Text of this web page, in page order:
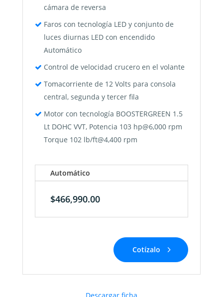
cámara de reversa
Faros con tecnología LED y conjunto de
luces diurnas LED con encendido
Automático
Control de velocidad crucero en el volante
Tomacorriente de 12 Volts para consola
central, segunda y tercer fila
Motor con tecnología BOOSTERGREEN 1.5
Lt DOHC VVT, Potencia 103 hp@6,000 rpm
Torque 102 lb/ft@4,400 rpm
Automático
$466,990.00
Cotízalo
Descargar ficha